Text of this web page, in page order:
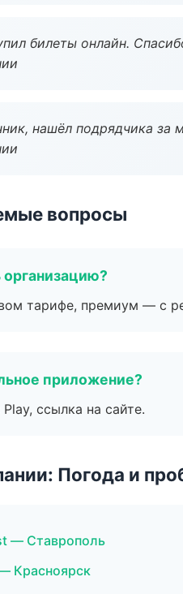
билеты онлайн.
нашёл подрядчика за
вопросы
организацию?
тарифе, премиум — с
приложение?
ссылка на сайте.
Погода и
— Ставрополь
Красноярск